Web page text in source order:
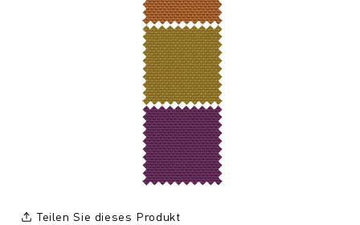
Teilen Sie dieses Produkt